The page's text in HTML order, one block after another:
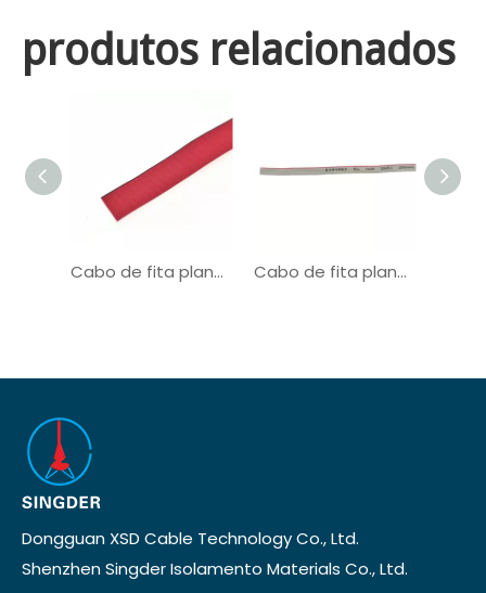
produtos relacionados
Cabo de fita plano de fio de conexão UL21016 Cabo de fita plano de fio de conexão UL2651
Dongguan XSD Cable Technology Co., Ltd.
Shenzhen Singder Isolamento Materials Co., Ltd.